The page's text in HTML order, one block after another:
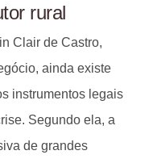
rural
Clair de Castro,
ainda existe
instrumentos legais
Segundo ela, a
de grandes